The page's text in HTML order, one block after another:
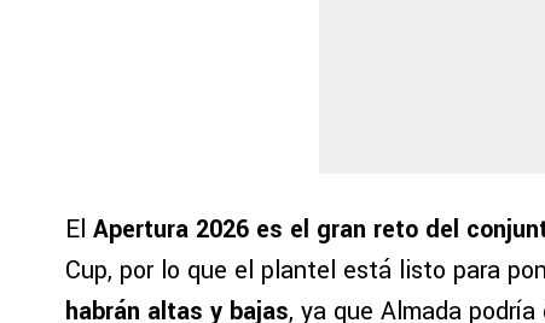
El Apertura 2026 es el gran reto del
Cup, por lo que el plantel está listo para
habrán altas y bajas, ya que Almada